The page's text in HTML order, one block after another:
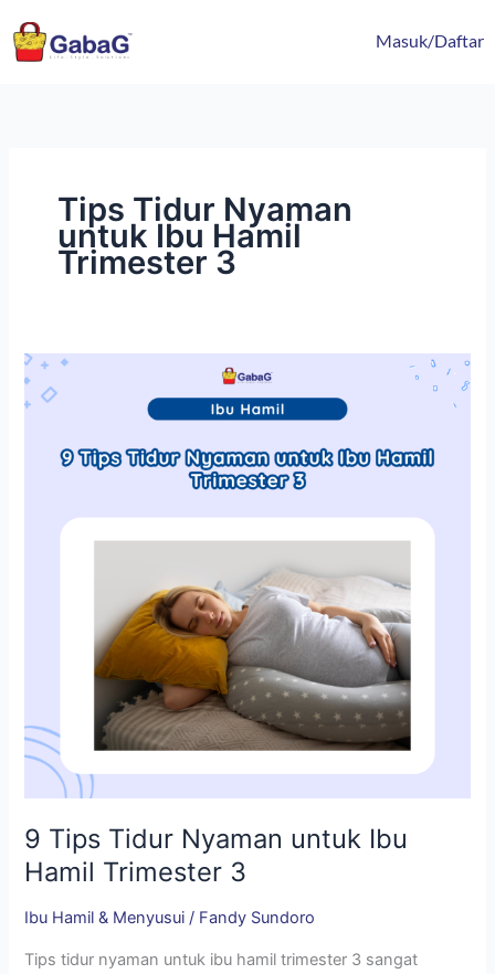
ke
konten
Masuk/Daftar
Tips Tidur Nyaman
untuk Ibu Hamil
Trimester 3
9 Tips Tidur Nyaman untuk Ibu
Hamil Trimester 3
Ibu Hamil & Menyusui / Fandy Sundoro
Tips tidur nyaman untuk ibu hamil trimester 3 sangat
9
Tips
Nyaman
untuk
Hamil